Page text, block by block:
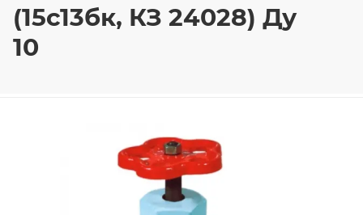
(15с13бк, КЗ 24028) Ду
10